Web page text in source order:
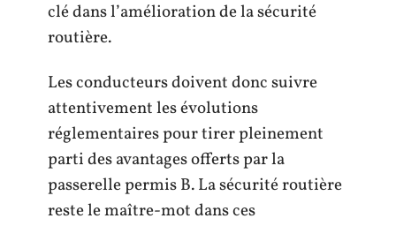
clé dans l’amélioration de la sécurité
routière.
Les conducteurs doivent donc suivre
attentivement les évolutions
réglementaires pour tirer pleinement
parti des avantages offerts par la
passerelle permis B. La sécurité routière
reste le maître-mot dans ces